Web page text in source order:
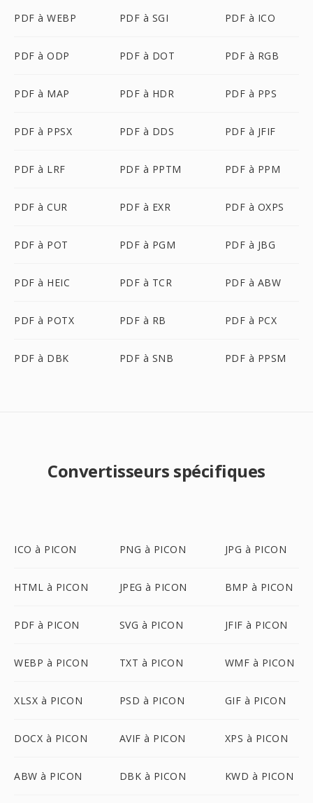
PDF à WEBP PDF à SGI PDF à ICO
PDF à ODP PDF à DOT PDF à RGB
PDF à MAP PDF à HDR PDF à PPS
PDF à PPSX PDF à DDS PDF à JFIF
PDF à LRF PDF à PPTM PDF à PPM
PDF à CUR PDF à EXR PDF à OXPS
PDF à POT PDF à PGM PDF à JBG
PDF à HEIC PDF à TCR PDF à ABW
PDF à POTX PDF à RB PDF à PCX
PDF à DBK PDF à SNB PDF à PPSM
Convertisseurs spécifiques
ICO à PICON PNG à PICON JPG à PICON
HTML à PICON JPEG à PICON BMP à PICON
PDF à PICON SVG à PICON JFIF à PICON
WEBP à PICON TXT à PICON WMF à PICON
XLSX à PICON PSD à PICON GIF à PICON
DOCX à PICON AVIF à PICON XPS à PICON
ABW à PICON DBK à PICON KWD à PICON